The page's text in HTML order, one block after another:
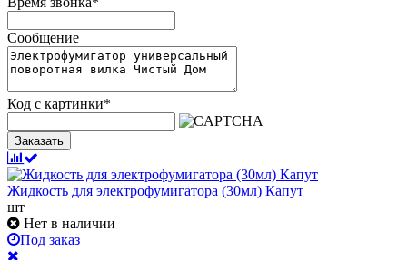
Сообщение
Код с картинки*
Заказать
Жидкость для электрофумигатора (30мл) Капут
шт
Нет в наличии
Под заказ